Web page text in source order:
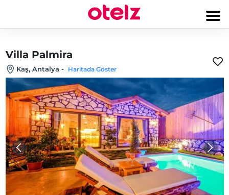
Villa Palmira
Kaş, Antalya - Haritada Göster